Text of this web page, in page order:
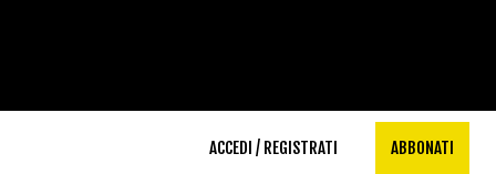
ACCEDI / REGISTRATI ABBONATI